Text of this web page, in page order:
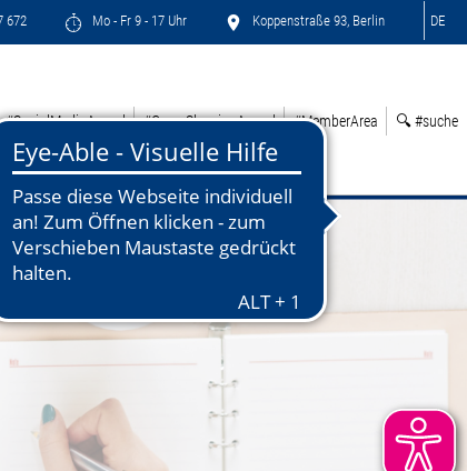
672 Mo - Fr 9 - 17 Uhr Koppenstraße 93, Berlin DE
#SocialMediaAward #GreenSleepingAward #MemberArea 🔍 #suche